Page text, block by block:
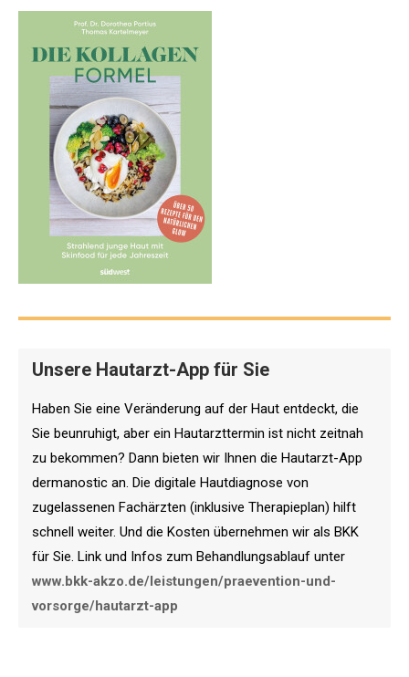
Unsere Hautarzt-App für Sie
Haben Sie eine Veränderung auf der Haut entdeckt, die
Sie beunruhigt, aber ein Hautarzttermin ist nicht zeitnah
zu bekommen? Dann bieten wir Ihnen die Hautarzt-App
dermanostic an. Die digitale Hautdiagnose von
zugelassenen Fachärzten (inklusive Therapieplan) hilft
schnell weiter. Und die Kosten übernehmen wir als BKK
für Sie. Link und Infos zum Behandlungsablauf unter
www.bkk-akzo.de/leistungen/praevention-und-
vorsorge/hautarzt-app